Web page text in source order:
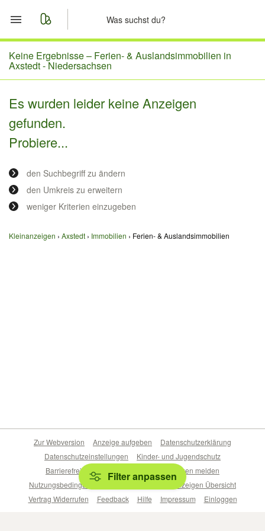
Start
Merkliste
Nachrichten
Anzeige aufgeben
Keine Ergebnisse – Ferien- & Auslandsimmobilien in
Axstedt - Niedersachsen
Es wurden leider keine Anzeigen
gefunden.
Probiere...
den Suchbegriff zu ändern
den Umkreis zu erweitern
weniger Kriterien einzugeben
Kleinanzeigen Axstedt Immobilien Ferien- & Auslandsimmobilien
Filter anpassen
Zur Webversion Anzeige aufgeben
Datenschutzerklärung
Datenschutzeinstellungen
Kinder- und Jugendschutz
Barrierefreiheitserklärung
Sicherheitslücken melden
Nutzungsbedingungen
Beliebte Suchen
Anzeigen Übersicht
Vertrag Widerrufen
Feedback Hilfe Impressum Einloggen